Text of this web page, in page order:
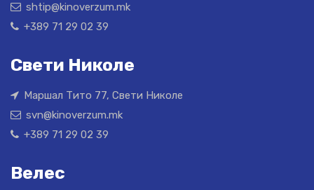
shtip@kinoverzum.mk
+389 71 29 02 39
Свети Николе
Маршал Тито 77, Свети Николе
svn@kinoverzum.mk
+389 71 29 02 39
Велес